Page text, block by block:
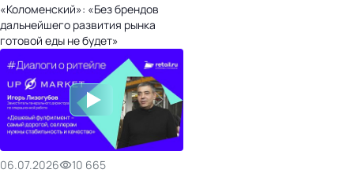
«Коломенский»: «Без брендов
дальнейшего развития рынка
готовой еды не будет»
06.07.2026
10 665